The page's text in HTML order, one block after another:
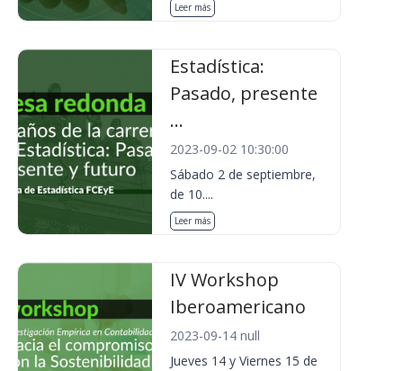
Leer más
Estadística:
Pasado, presente
...
2023-09-02 10:30:00
Sábado 2 de septiembre,
de 10....
Leer más
IV Workshop
Iberoamericano
2023-09-14 null
Jueves 14 y Viernes 15 de